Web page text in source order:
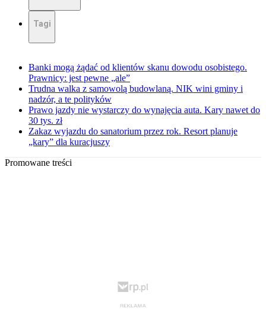
Tagi
Banki mogą żądać od klientów skanu dowodu osobistego.
Prawnicy: jest pewne „ale”
Trudna walka z samowolą budowlaną. NIK wini gminy i
nadzór, a te polityków
Prawo jazdy nie wystarczy do wynajęcia auta. Kary nawet do
30 tys. zł
Zakaz wyjazdu do sanatorium przez rok. Resort planuje
„kary” dla kuracjuszy
Promowane treści